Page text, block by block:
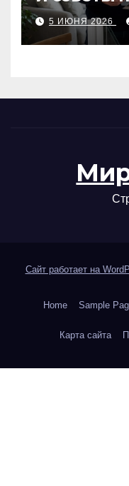
5 ИЮНЯ 2026
Сайт работает на
Home Sample
Карта сайта